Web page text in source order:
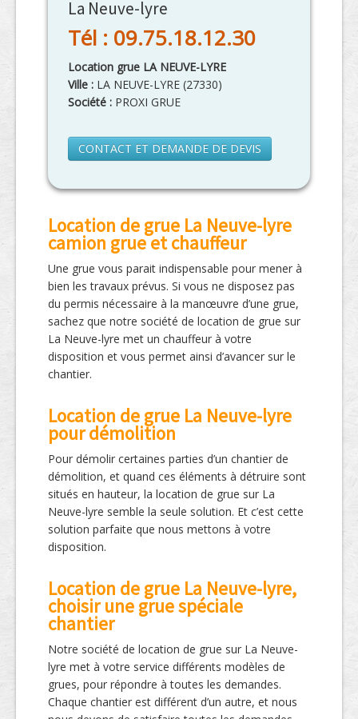
La Neuve-lyre
Tél : 09.75.18.12.30
Location grue LA NEUVE-LYRE
Ville : LA NEUVE-LYRE (27330)
Société : PROXI GRUE
CONTACT ET DEMANDE DE DEVIS
Location de grue La Neuve-lyre
camion grue et chauffeur
Une grue vous parait indispensable pour mener à
bien les travaux prévus. Si vous ne disposez pas
du permis nécessaire à la manœuvre d’une grue,
sachez que notre société de location de grue sur
La Neuve-lyre met un chauffeur à votre
disposition et vous permet ainsi d’avancer sur le
chantier.
Location de grue La Neuve-lyre
pour démolition
Pour démolir certaines parties d’un chantier de
démolition, et quand ces éléments à détruire sont
situés en hauteur, la location de grue sur La
Neuve-lyre semble la seule solution. Et c’est cette
solution parfaite que nous mettons à votre
disposition.
Location de grue La Neuve-lyre,
choisir une grue spéciale
chantier
Notre société de location de grue sur La Neuve-
lyre met à votre service différents modèles de
grues, pour répondre à toutes les demandes.
Chaque chantier est différent d’un autre, et nous